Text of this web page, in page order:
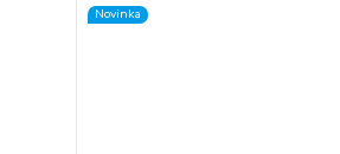
Novinka